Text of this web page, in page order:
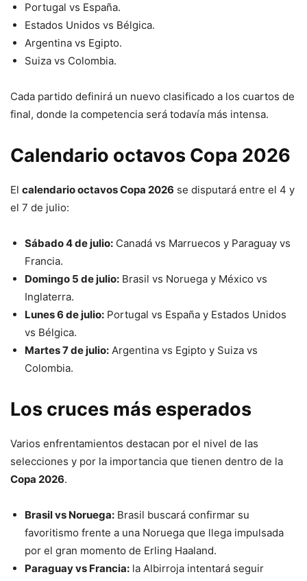
Portugal vs España.
Estados Unidos vs Bélgica.
Argentina vs Egipto.
Suiza vs Colombia.
Cada partido definirá un nuevo clasificado a los cuartos de
final, donde la competencia será todavía más intensa.
Calendario octavos Copa 2026
El calendario octavos Copa 2026 se disputará entre el 4 y
el 7 de julio:
Sábado 4 de julio: Canadá vs Marruecos y Paraguay vs
Francia.
Domingo 5 de julio: Brasil vs Noruega y México vs
Inglaterra.
Lunes 6 de julio: Portugal vs España y Estados Unidos
vs Bélgica.
Martes 7 de julio: Argentina vs Egipto y Suiza vs
Colombia.
Los cruces más esperados
Varios enfrentamientos destacan por el nivel de las
selecciones y por la importancia que tienen dentro de la
Copa 2026.
Brasil vs Noruega: Brasil buscará confirmar su
favoritismo frente a una Noruega que llega impulsada
por el gran momento de Erling Haaland.
Paraguay vs Francia: la Albirroja intentará seguir